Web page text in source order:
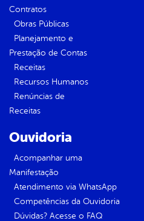
Contratos
Obras Públicas
Planejamento e
Prestação de Contas
Receitas
Recursos Humanos
Renúncias de
Receitas
Ouvidoria
Acompanhar uma
Manifestação
Atendimento via WhatsApp
Competências da Ouvidoria
Dúvidas? Acesse o FAQ